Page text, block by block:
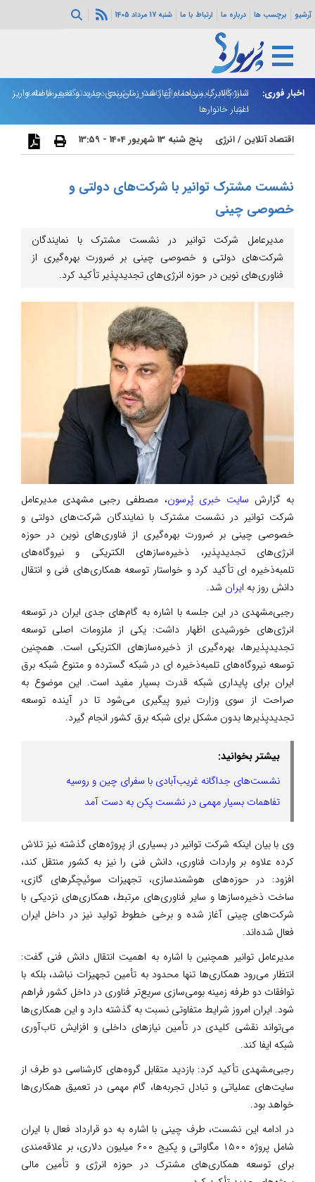
آرشیو برچسب ها درباره ما ارتباط با ما شنبه 17 مرداد 1405
اخبار فوری:
اسلام‌آباد: رایزنی‌ها برای کاهش تنش‌ها درباره تنگه هرمز ادامه
دارد
شارژ کالابرگ مردادماه آغاز شد؛ زمان‌بندی جدید و تغییر فاصله واریز
اعتبار خانوارها
اقتصاد آنلاین /انرژی پنج شنبه 13 شهریور 1404 - 13:59
نشست مشترک توانیر با شرکت‌های دولتی و
خصوصی چینی
مدیرعامل شرکت توانیر در نشست مشترک با نمایندگان
شرکت‌های دولتی و خصوصی چینی بر ضرورت بهره‌گیری از
فناوری‌های نوین در حوزه انرژی‌های تجدیدپذیر تأکید کرد.
به گزارش سایت خبری پُرسون، مصطفی رجبی مشهدی مدیرعامل
شرکت توانیر در نشست مشترک با نمایندگان شرکت‌های دولتی و
خصوصی چینی بر ضرورت بهره‌گیری از فناوری‌های نوین در حوزه
انرژی‌های تجدیدپذیر، ذخیره‌سازهای الکتریکی و نیروگاه‌های
تلمبه‌ذخیره ای تأکید کرد و خواستار توسعه همکاری‌های فنی و انتقال
دانش روز به ایران شد.
رجبی‌مشهدی در این جلسه با اشاره به گام‌های جدی ایران در توسعه
انرژی‌های خورشیدی اظهار داشت: یکی از ملزومات اصلی توسعه
تجدیدپذیرها، بهره‌گیری از ذخیره‌سازهای الکتریکی است. همچنین
توسعه نیروگاه‌های تلمبه‌ذخیره ای در شبکه گسترده و متنوع شبکه برق
ایران برای پایداری شبکه قدرت بسیار مفید است. این موضوع به
صراحت از سوی وزارت نیرو پیگیری می‌شود تا در آینده توسعه
تجدیدپذیرها بدون مشکل برای شبکه برق کشور انجام گیرد.
بیشتر بخوانید:
نشست‌های جداگانه غریب‌آبادی با سفرای چین و روسیه
تفاهمات بسیار مهمی در نشست پکن به دست آمد
وی با بیان اینکه شرکت توانیر در بسیاری از پروژه‌های گذشته نیز تلاش
کرده علاوه بر واردات فناوری، دانش فنی را نیز به کشور منتقل کند،
افزود: در حوزه‌های هوشمندسازی، تجهیزات سوئیچگرهای گازی،
ساخت ذخیره‌سازها و سایر فناوری‌های مرتبط، همکاری‌های نزدیکی با
شرکت‌های چینی آغاز شده و برخی خطوط تولید نیز در داخل ایران
فعال شده‌اند.
مدیرعامل توانیر همچنین با اشاره به اهمیت انتقال دانش فنی گفت:
انتظار می‌رود همکاری‌ها تنها محدود به تأمین تجهیزات نباشد، بلکه با
توافقات دو طرفه زمینه بومی‌سازی سریع‌تر فناوری در داخل کشور فراهم
شود. ایران امروز شرایط متفاوتی نسبت به گذشته دارد و این همکاری‌ها
می‌تواند نقشی کلیدی در تأمین نیازهای داخلی و افزایش تاب‌آوری
شبکه ایفا کند.
رجبی‌مشهدی تأکید کرد: بازدید متقابل گروه‌های کارشناسی دو طرف از
سایت‌های عملیاتی و تبادل تجربه‌ها، گام مهمی در تعمیق همکاری‌ها
خواهد بود.
در ادامه این نشست، طرف چینی با اشاره به دو قرارداد فعال با ایران
شامل پروژه ۱۵۰۰ مگاواتی و پکیج ۶۰۰ میلیون دلاری، بر علاقه‌مندی
برای توسعه همکاری‌های مشترک در حوزه انرژی و تأمین مالی